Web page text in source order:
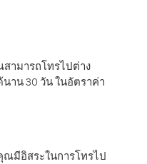
ามารถโทรไปต่าง
าน 30 วัน ในอัตราค่า
ณมีอิสระในการโทรไป